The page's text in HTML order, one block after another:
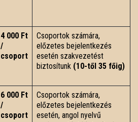
4 000 Ft
/
csoport
Csoportok számára,
előzetes bejelentkezés
esetén szakvezetést
biztosítunk (10-től 35 főig)
6 000 Ft
/
csoport
Csoportok számára,
előzetes bejelentkezés
esetén, angol nyelvű